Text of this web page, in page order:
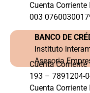
Cuenta
003
BANCO DE
Instituto
Asesoria
Cuenta Corriente
193 – 7891204-
Cuenta